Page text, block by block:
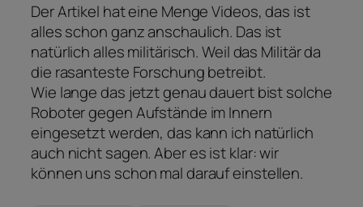
Der Artikel hat eine Menge Videos, das ist
alles schon ganz anschaulich. Das ist
natürlich alles militärisch. Weil das Militär da
die rasanteste Forschung betreibt.
Wie lange das jetzt genau dauert bist solche
Roboter gegen Aufstände im Innern
eingesetzt werden, das kann ich natürlich
auch nicht sagen. Aber es ist klar: wir
können uns schon mal darauf einstellen.